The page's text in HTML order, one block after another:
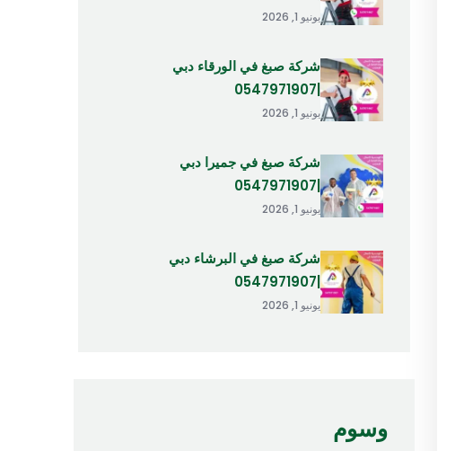
يونيو 1, 2026
شركة صبغ في الورقاء دبي
يونيو 1, 2026
شركة صبغ في جميرا دبي
يونيو 1, 2026
شركة صبغ في البرشاء دبي
يونيو 1, 2026
وسوم